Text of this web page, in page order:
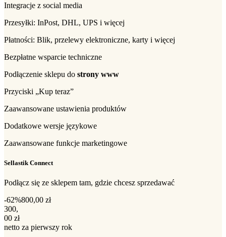
Integracje z social media
Przesyłki: InPost, DHL, UPS i więcej
Płatności: Blik, przelewy elektroniczne, karty i więcej
Bezpłatne wsparcie techniczne
Podłączenie sklepu do strony www
Przyciski „Kup teraz”
Zaawansowane ustawienia produktów
Dodatkowe wersje językowe
Zaawansowane funkcje marketingowe
Sellastik Connect
Podłącz się ze sklepem tam, gdzie chcesz sprzedawać
-62%800,00 zł
300,00 zł netto za pierwszy rok
300,
00 zł
netto za pierwszy rok